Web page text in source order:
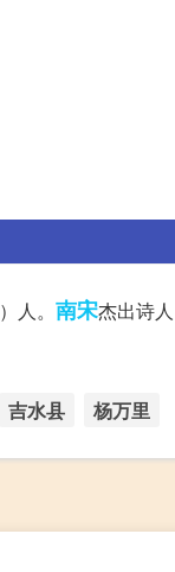
）人。 南宋杰出诗
吉水县 杨万里